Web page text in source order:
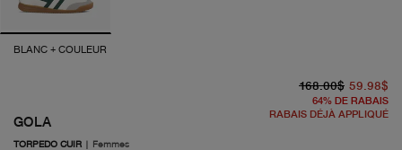
BLANC + COULEUR
GOLA
TORPEDO CUIR | Femmes
168.00$ 59.98$
64% DE RABAIS
À
RABAIS DÉJÀ APPLIQUÉ